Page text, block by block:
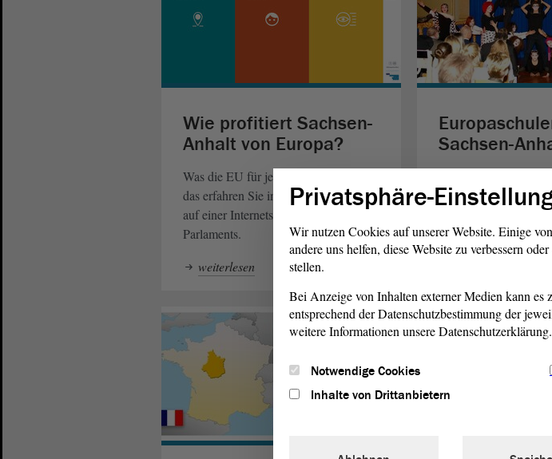
Wie profitiert Sachsen-
Anhalt von Europa?
Was die EU für jeden Einzelnen macht,
das erfahren Sie interaktiv und konkret
auf einer Internetseite des EU-
Parlaments.
weiterlesen
Sachsen-
im Bund, sondern
Anhalt ein recht
ihnen gibt es bereits.
Privatsphäre-
Wir nutzen Cookies auf unserer Website. Einige
andere uns helfen, diese Website zu verbessern
stellen.
Bei Anzeige von Inhalten externer Medien kann es
entsprechend der Datenschutzbestimmung der
weitere Informationen unsere Datenschutzerklärung.
Notwendige Cookies
Inhalte von Drittanbietern